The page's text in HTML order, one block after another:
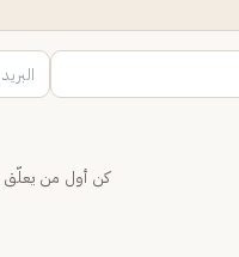
كن أول من يعلّق